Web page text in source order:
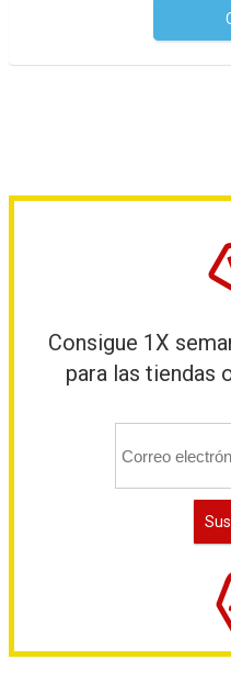
Consigue 1X
para las tiendas